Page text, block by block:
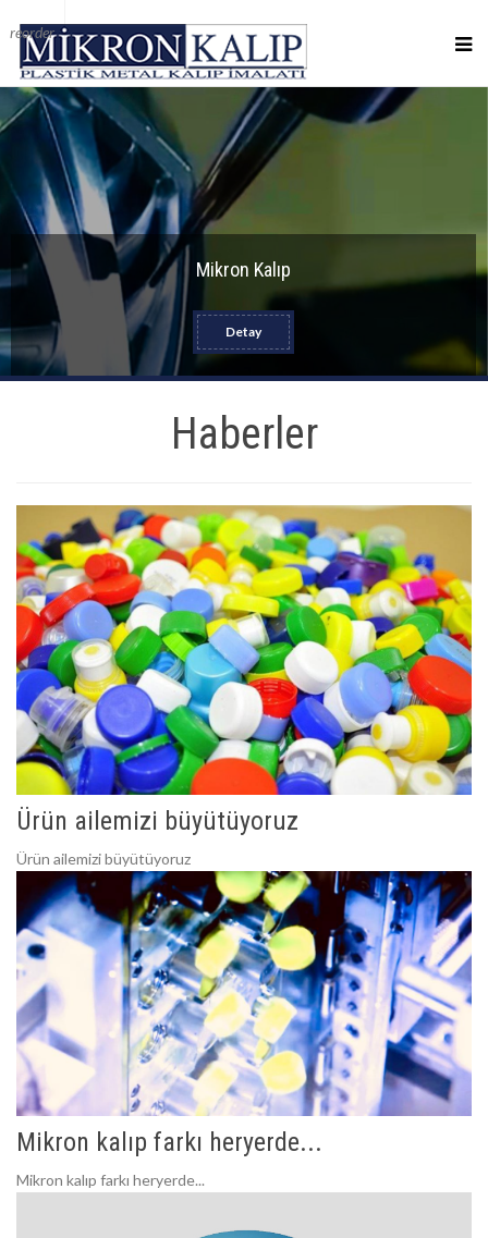
reorder
Mikron Kalıp
Detay
Haberler
Ürün ailemizi büyütüyoruz
Ürün ailemizi büyütüyoruz
Mikron kalıp farkı heryerde...
Mikron kalıp farkı heryerde...